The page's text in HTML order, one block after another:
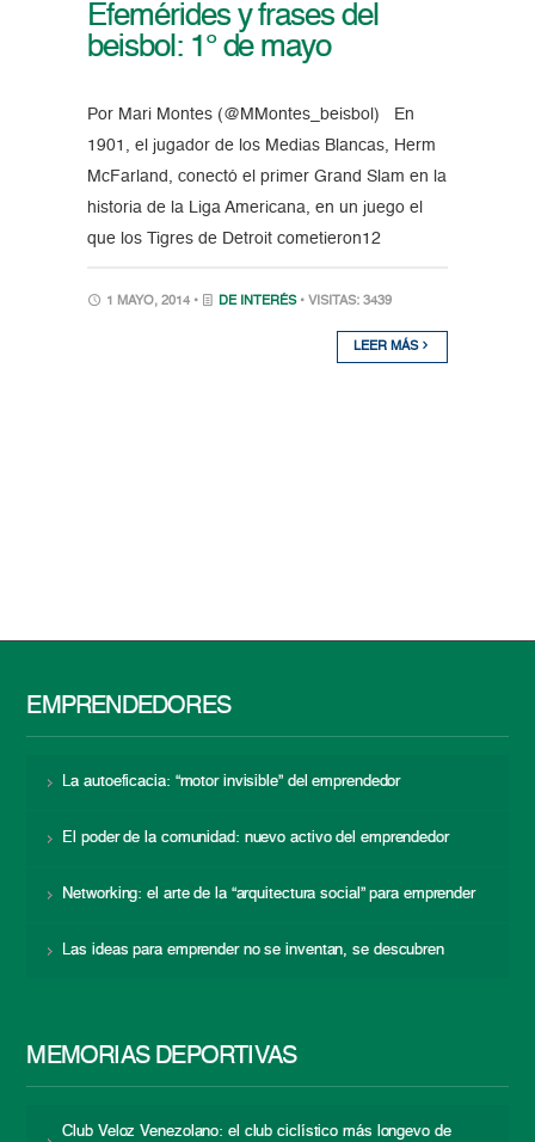
Efemérides y frases del
beisbol: 1° de mayo
Por Mari Montes (@MMontes_beisbol) En
1901, el jugador de los Medias Blancas, Herm
McFarland, conectó el primer Grand Slam en la
historia de la Liga Americana, en un juego el
que los Tigres de Detroit cometieron12
1 MAYO, 2014 • DE INTERÉS • VISITAS: 3439
LEER MÁS
EMPRENDEDORES
La autoeficacia: “motor invisible” del emprendedor
El poder de la comunidad: nuevo activo del emprendedor
Networking: el arte de la “arquitectura social” para emprender
Las ideas para emprender no se inventan, se descubren
MEMORIAS DEPORTIVAS
Club Veloz Venezolano: el club ciclístico más longevo de